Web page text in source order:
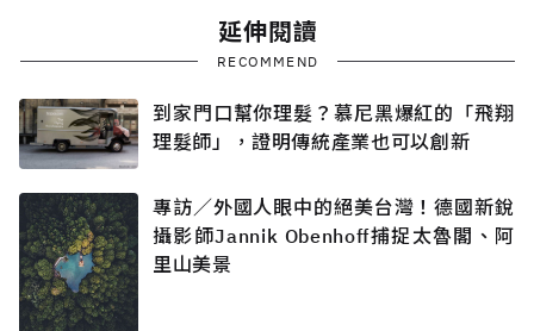
延伸閱讀
RECOMMEND
到家門口幫你理髮？慕尼黑爆紅的「飛翔
理髮師」，證明傳統產業也可以創新
專訪／外國人眼中的絕美台灣！德國新銳
攝影師Jannik Obenhoff捕捉太魯閣、阿
里山美景